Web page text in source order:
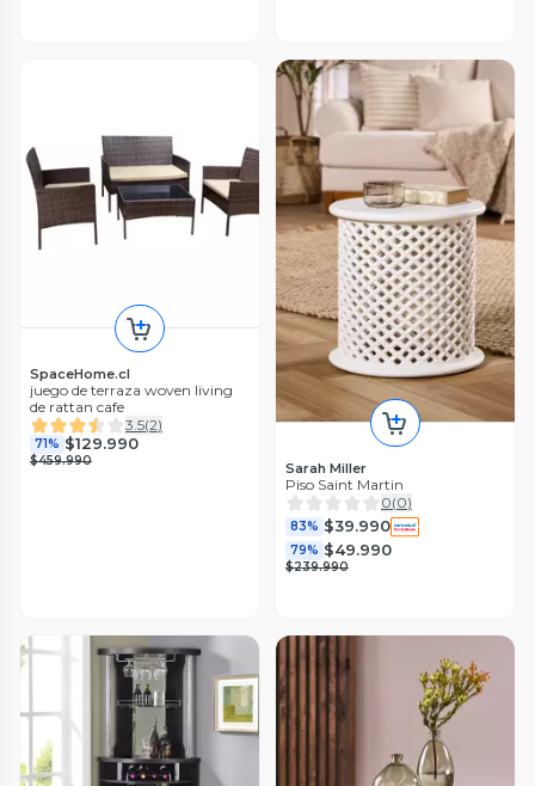
SpaceHome.cl
juego de terraza woven living
de rattan cafe
3.5(2)
71% $129.990
$459.990 Sarah Miller
Piso Saint Martin
0(0)
83% $39.990
79% $49.990
$239.990